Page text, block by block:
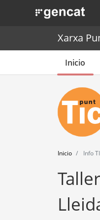
. Obre en una nova
Xarxa
Inicio
Inicio Info